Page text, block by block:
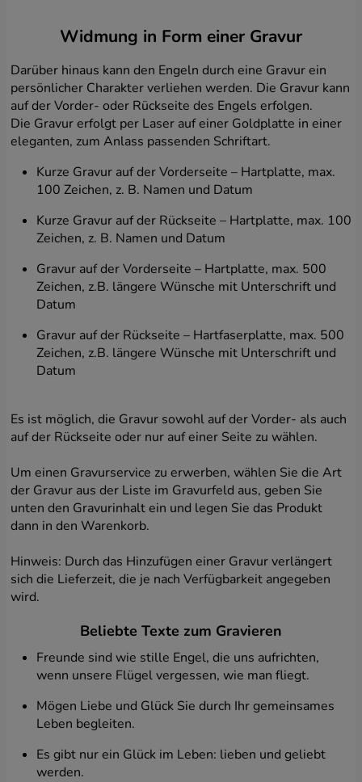
Widmung in Form einer Gravur
Darüber hinaus kann den Engeln durch eine Gravur ein
persönlicher Charakter verliehen werden. Die Gravur kann
auf der Vorder- oder Rückseite des Engels erfolgen.
Die Gravur erfolgt per Laser auf einer Goldplatte in einer
eleganten, zum Anlass passenden Schriftart.
Kurze Gravur auf der Vorderseite – Hartplatte, max.
100 Zeichen, z. B. Namen und Datum
Kurze Gravur auf der Rückseite – Hartplatte, max. 100
Zeichen, z. B. Namen und Datum
Gravur auf der Vorderseite – Hartplatte, max. 500
Zeichen, z.B. längere Wünsche mit Unterschrift und
Datum
Gravur auf der Rückseite – Hartfaserplatte, max. 500
Zeichen, z.B. längere Wünsche mit Unterschrift und
Datum
Es ist möglich, die Gravur sowohl auf der Vorder- als auch
auf der Rückseite oder nur auf einer Seite zu wählen.
Um einen Gravurservice zu erwerben, wählen Sie die Art
der Gravur aus der Liste im Gravurfeld aus, geben Sie
unten den Gravurinhalt ein und legen Sie das Produkt
dann in den Warenkorb.
Hinweis: Durch das Hinzufügen einer Gravur verlängert
sich die Lieferzeit, die je nach Verfügbarkeit angegeben
wird.
Beliebte Texte zum Gravieren
Freunde sind wie stille Engel, die uns aufrichten,
wenn unsere Flügel vergessen, wie man fliegt.
Mögen Liebe und Glück Sie durch Ihr gemeinsames
Leben begleiten.
Es gibt nur ein Glück im Leben: lieben und geliebt
werden.
DSGVO zulässigen Rechtsgrundlagen hat und nur für
den auf eine bestimmte Grundlage abgestimmten
Zweck, wie oben beschrieben. Ihre Daten werden
verarbeitet bis die Grundlage für deren Verarbeitung
vorliegt, also im Falle einer Einwilligung bis zu deren
Widerruf, Einschränkung oder sonstigen
einschränkenden Maßnahmen Ihrerseits, sofern die
Daten für die Vertragserfüllung erforderlich sind – für
die Grundlage für die Datenverarbeitung ein
berechtigtes Interesse des Administrators ist – sofern
Datentransfer
Ihre Daten werden vom Administrator für
personenbezogene Daten und vertrauenswürdigen
Partnern verarbeitet und zu Analysezwecken an diese
weitergeleitet. Die Weitergabe der Daten berechtigt
irgendeiner Form, sondern nur zur Nutzung für die von
uns ausdrücklich angegebenen Zwecke. Dadurch
können wir beispielsweise die interessantesten oder
Übermittler jedenfalls nicht von der Verantwortung für
deren Verarbeitung. Eine Datenübermittlung an
geltender Vorschriften dazu berechtigt sind und eine
entsprechende Anfrage stellen, in keinem anderen Fall
jedoch.
Kekse
Auf unseren Websites und Anwendungen verwenden
wir Technologien wie Cookies, lokale Speicherung und
ähnliches, um personenbezogene Daten und
Betriebsdaten zu erheben und zu verarbeiten, um die
personalisieren und den Verkehr auf unseren Websites
zu analysieren. Bei Cookies handelt es sich um in
Dateien abgelegte und auf Ihrem Endgerät (d. h. Ihrem
Computer, Tablet, Smartphone usw.) gespeicherte IT-
Daten, die Ihr Browser jedes Mal an den Server
sendet, wenn Sie von diesem Gerät aus auf eine
Website zugreifen, wenn Sie verschiedene Websites
auf dem Gerät besuchen Internet.
Ihre Berechtigungen